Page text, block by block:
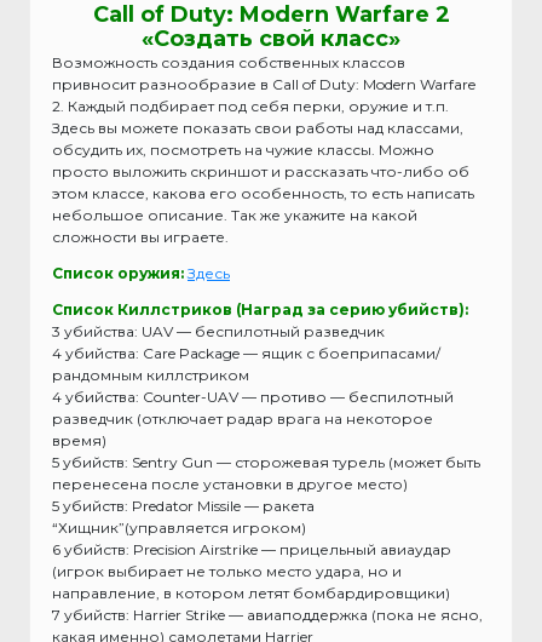
Call of Duty: Modern Warfare 2
«Создать свой класс»
Возможность создания собственных классов
привносит разнообразие в Call of Duty: Modern Warfare
2. Каждый подбирает под себя перки, оружие и т.п.
Здесь вы можете показать свои работы над классами,
обсудить их, посмотреть на чужие классы. Можно
просто выложить скриншот и рассказать что-либо об
этом классе, какова его особенность, то есть написать
небольшое описание. Так же укажите на какой
сложности вы играете.
Список оружия: Здесь
Список Киллстриков (Наград за серию убийств):
3 убийства: UAV — беспилотный разведчик
4 убийства: Care Package — ящик с боеприпасами/
рандомным киллстриком
4 убийства: Counter-UAV — противо — беспилотный
разведчик (отключает радар врага на некоторое
время)
5 убийств: Sentry Gun — сторожевая турель (может быть
перенесена после установки в другое место)
5 убийств: Predator Missile — ракета
“Хищник”(управляется игроком)
6 убийств: Precision Airstrike — прицельный авиаудар
(игрок выбирает не только место удара, но и
направление, в котором летят бомбардировщики)
7 убийств: Harrier Strike — авиаподдержка (пока не ясно,
какая именно) самолетами Harrier